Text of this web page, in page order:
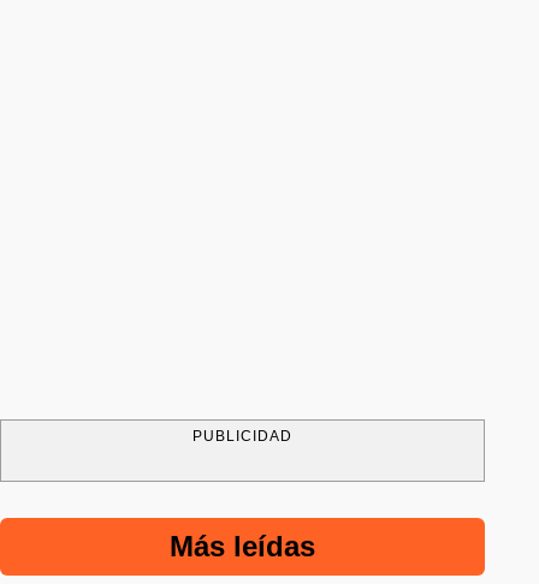
PUBLICIDAD
Más leídas